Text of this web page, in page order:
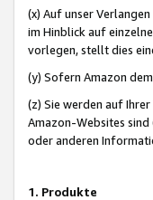
(x) Auf unser
im Hinblick auf
vorlegen, stellt dies
(y) Sofern Amazon
(z) Sie werden auf
Amazon-Websites
oder anderen
1. Produkte